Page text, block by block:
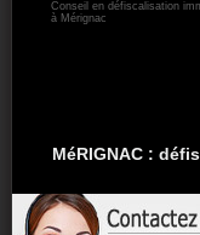
Conseil en défiscalisation
à Mérignac
MéRIGNAC :